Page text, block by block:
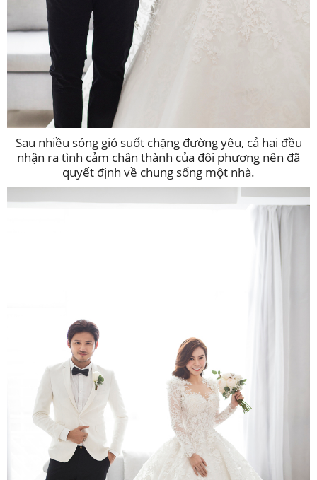
Sau nhiều sóng gió suốt chặng đường yêu, cả hai đều
nhận ra tình cảm chân thành của đôi phương nên đã
quyết định về chung sống một nhà.